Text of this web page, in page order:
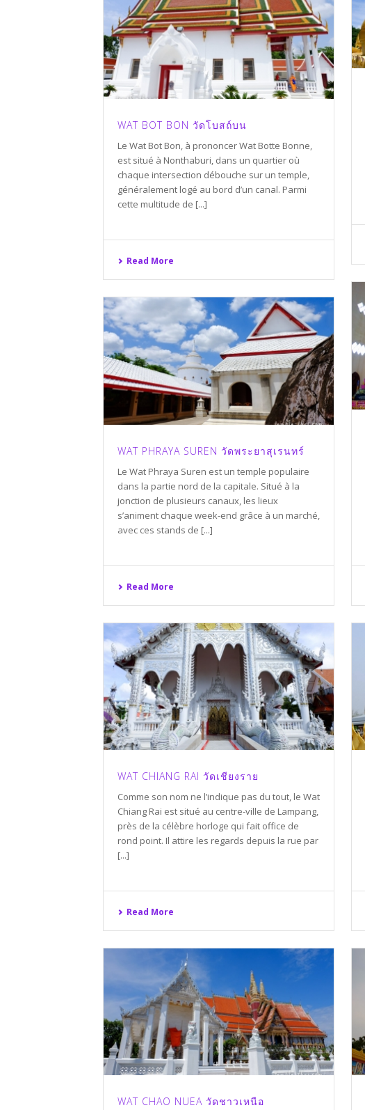
WAT BOT BON วัดโบสถ์บน
Le Wat Bot Bon, à prononcer Wat Botte Bonne,
est situé à Nonthaburi, dans un quartier où
chaque intersection débouche sur un temple,
généralement logé au bord d’un canal. Parmi
cette multitude de [...]
Read More
WAT PHRAYA SUREN วัดพระยาสุเรนทร์
Le Wat Phraya Suren est un temple populaire
dans la partie nord de la capitale. Situé à la
jonction de plusieurs canaux, les lieux
s’animent chaque week-end grâce à un marché,
avec ces stands de [...]
Read More
WAT CHIANG RAI วัดเชียงราย
Comme son nom ne l’indique pas du tout, le Wat
Chiang Rai est situé au centre-ville de Lampang,
près de la célèbre horloge qui fait office de
rond point. Il attire les regards depuis la rue par
[...]
Read More
WAT CHAO NUEA วัดชาวเหนือ